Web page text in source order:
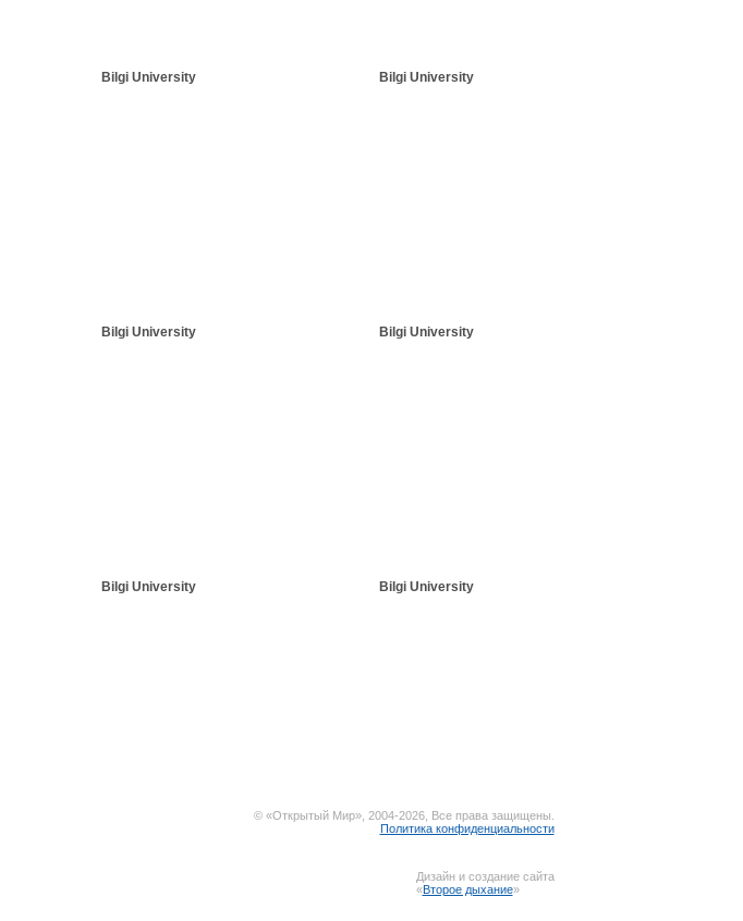
Bilgi University Bilgi University
Bilgi University Bilgi University
Bilgi University Bilgi University
© «Открытый Мир», 2004-2026, Все права защищены.
Политика конфиденциальности
Дизайн и создание сайта
«Второе дыхание»